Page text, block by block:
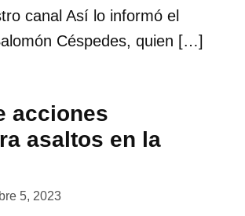
canal Así lo informó el
Céspedes, quien […]
acciones
asaltos en la
5, 2023